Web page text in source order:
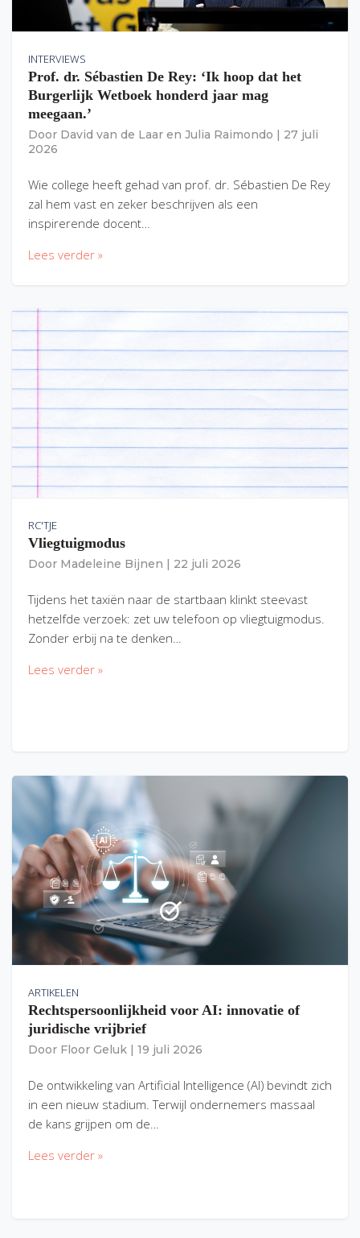
INTERVIEWS
Prof. dr. Sébastien De Rey: ‘Ik hoop dat het
Burgerlijk Wetboek honderd jaar mag
meegaan.’
Door David van de Laar en Julia Raimondo
27 juli
2026
Wie college heeft gehad van prof. dr. Sébastien De Rey
zal hem vast en zeker beschrijven als een
inspirerende docent…
Lees verder »
RC'TJE
Vliegtuigmodus
Door Madeleine Bijnen 22 juli 2026
Tijdens het taxiën naar de startbaan klinkt steevast
hetzelfde verzoek: zet uw telefoon op vliegtuigmodus.
Zonder erbij na te denken…
Lees verder »
ARTIKELEN
Rechtspersoonlijkheid voor AI: innovatie of
juridische vrijbrief
Door Floor Geluk 19 juli 2026
De ontwikkeling van Artificial Intelligence (AI) bevindt zich
in een nieuw stadium. Terwijl ondernemers massaal
de kans grijpen om de…
Lees verder »